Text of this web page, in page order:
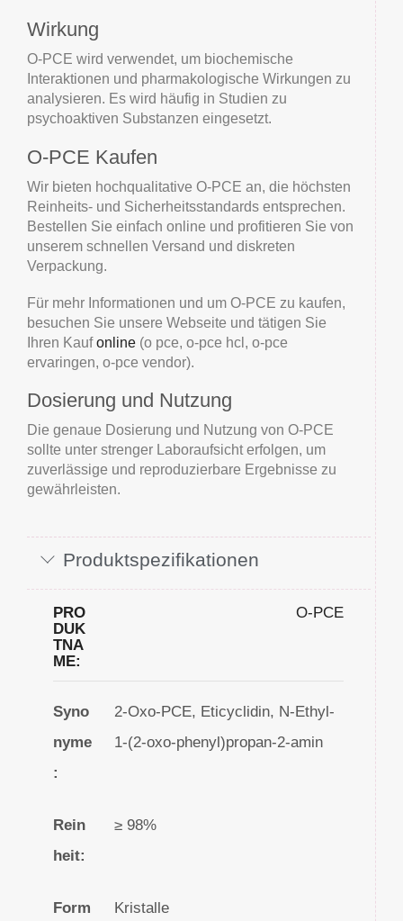
Wirkung
O-PCE wird verwendet, um biochemische
Interaktionen und pharmakologische Wirkungen zu
analysieren. Es wird häufig in Studien zu
psychoaktiven Substanzen eingesetzt.
O-PCE Kaufen
Wir bieten hochqualitative O-PCE an, die höchsten
Reinheits- und Sicherheitsstandards entsprechen.
Bestellen Sie einfach online und profitieren Sie von
unserem schnellen Versand und diskreten
Verpackung.
Für mehr Informationen und um O-PCE zu kaufen,
besuchen Sie unsere Webseite und tätigen Sie
Ihren Kaufonline (o pce, o-pce hcl, o-pce
ervaringen, o-pce vendor).
Dosierung und Nutzung
Die genaue Dosierung und Nutzung von O-PCE
sollte unter strenger Laboraufsicht erfolgen, um
zuverlässige und reproduzierbare Ergebnisse zu
gewährleisten.
Produktspezifikationen
PRO
DUK
TNA
ME:
O-PCE
Syno
nyme
:
2-Oxo-PCE, Eticyclidin, N-Ethyl-
1-(2-oxo-phenyl)propan-2-amin
Rein
heit:
≥ 98%
Form Kristalle